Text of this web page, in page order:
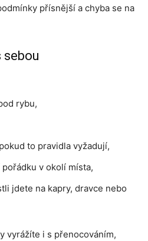
přísnější a chyba se na
sebou
rybu,
to pravidla vyžadují,
v okolí místa,
jdete na kapry, dravce nebo
vyrážíte i s přenocováním,